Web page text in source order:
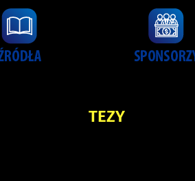
TEZY